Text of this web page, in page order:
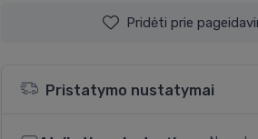
Pridėti prie
Pristatymo nustatymai